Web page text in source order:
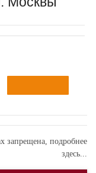
запрещена, подробнее
здесь...